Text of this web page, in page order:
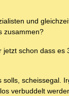
und
zusammen?
schon dass
scheissegal.
verbuddelt